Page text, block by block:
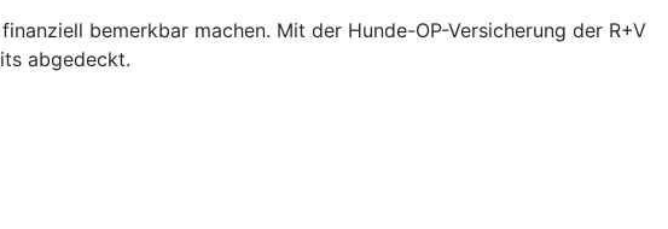
bemerkbar machen. Mit der Hunde-OP-Versicherung der R+V
abgedeckt.